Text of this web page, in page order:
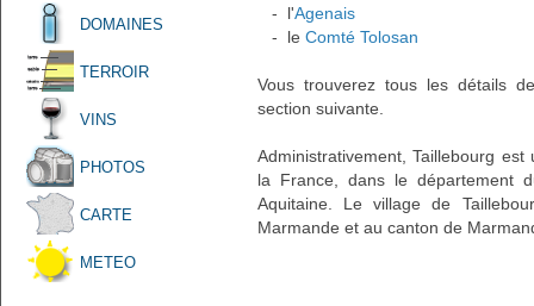
DOMAINES
TERROIR
VINS
PHOTOS
CARTE
METEO
- l'Agenais
- le Comté Tolosan
Vous trouverez tous les détails
section suivante.
Administrativement, Taillebourg
la France, dans le département
Aquitaine. Le village de
Marmande et au canton de